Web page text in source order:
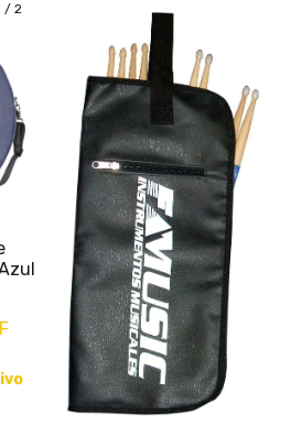
/ 2